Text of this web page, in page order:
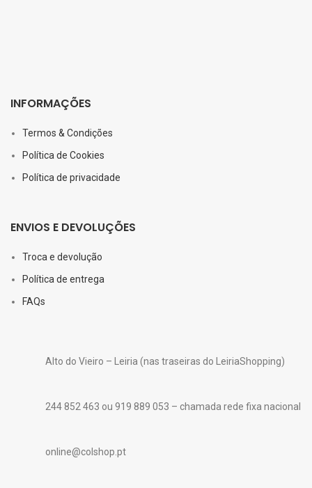
INFORMAÇÕES
Termos & Condições
Política de Cookies
Política de privacidade
ENVIOS E DEVOLUÇÕES
Troca e devolução
Política de entrega
FAQs
Alto do Vieiro – Leiria (nas traseiras do LeiriaShopping)
244 852 463 ou 919 889 053 – chamada rede fixa nacional
online@colshop.pt